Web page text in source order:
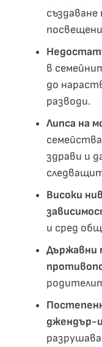
в
до
разводи.
Липса на
здрави и
Високи
и сред
Държавни
джендър-